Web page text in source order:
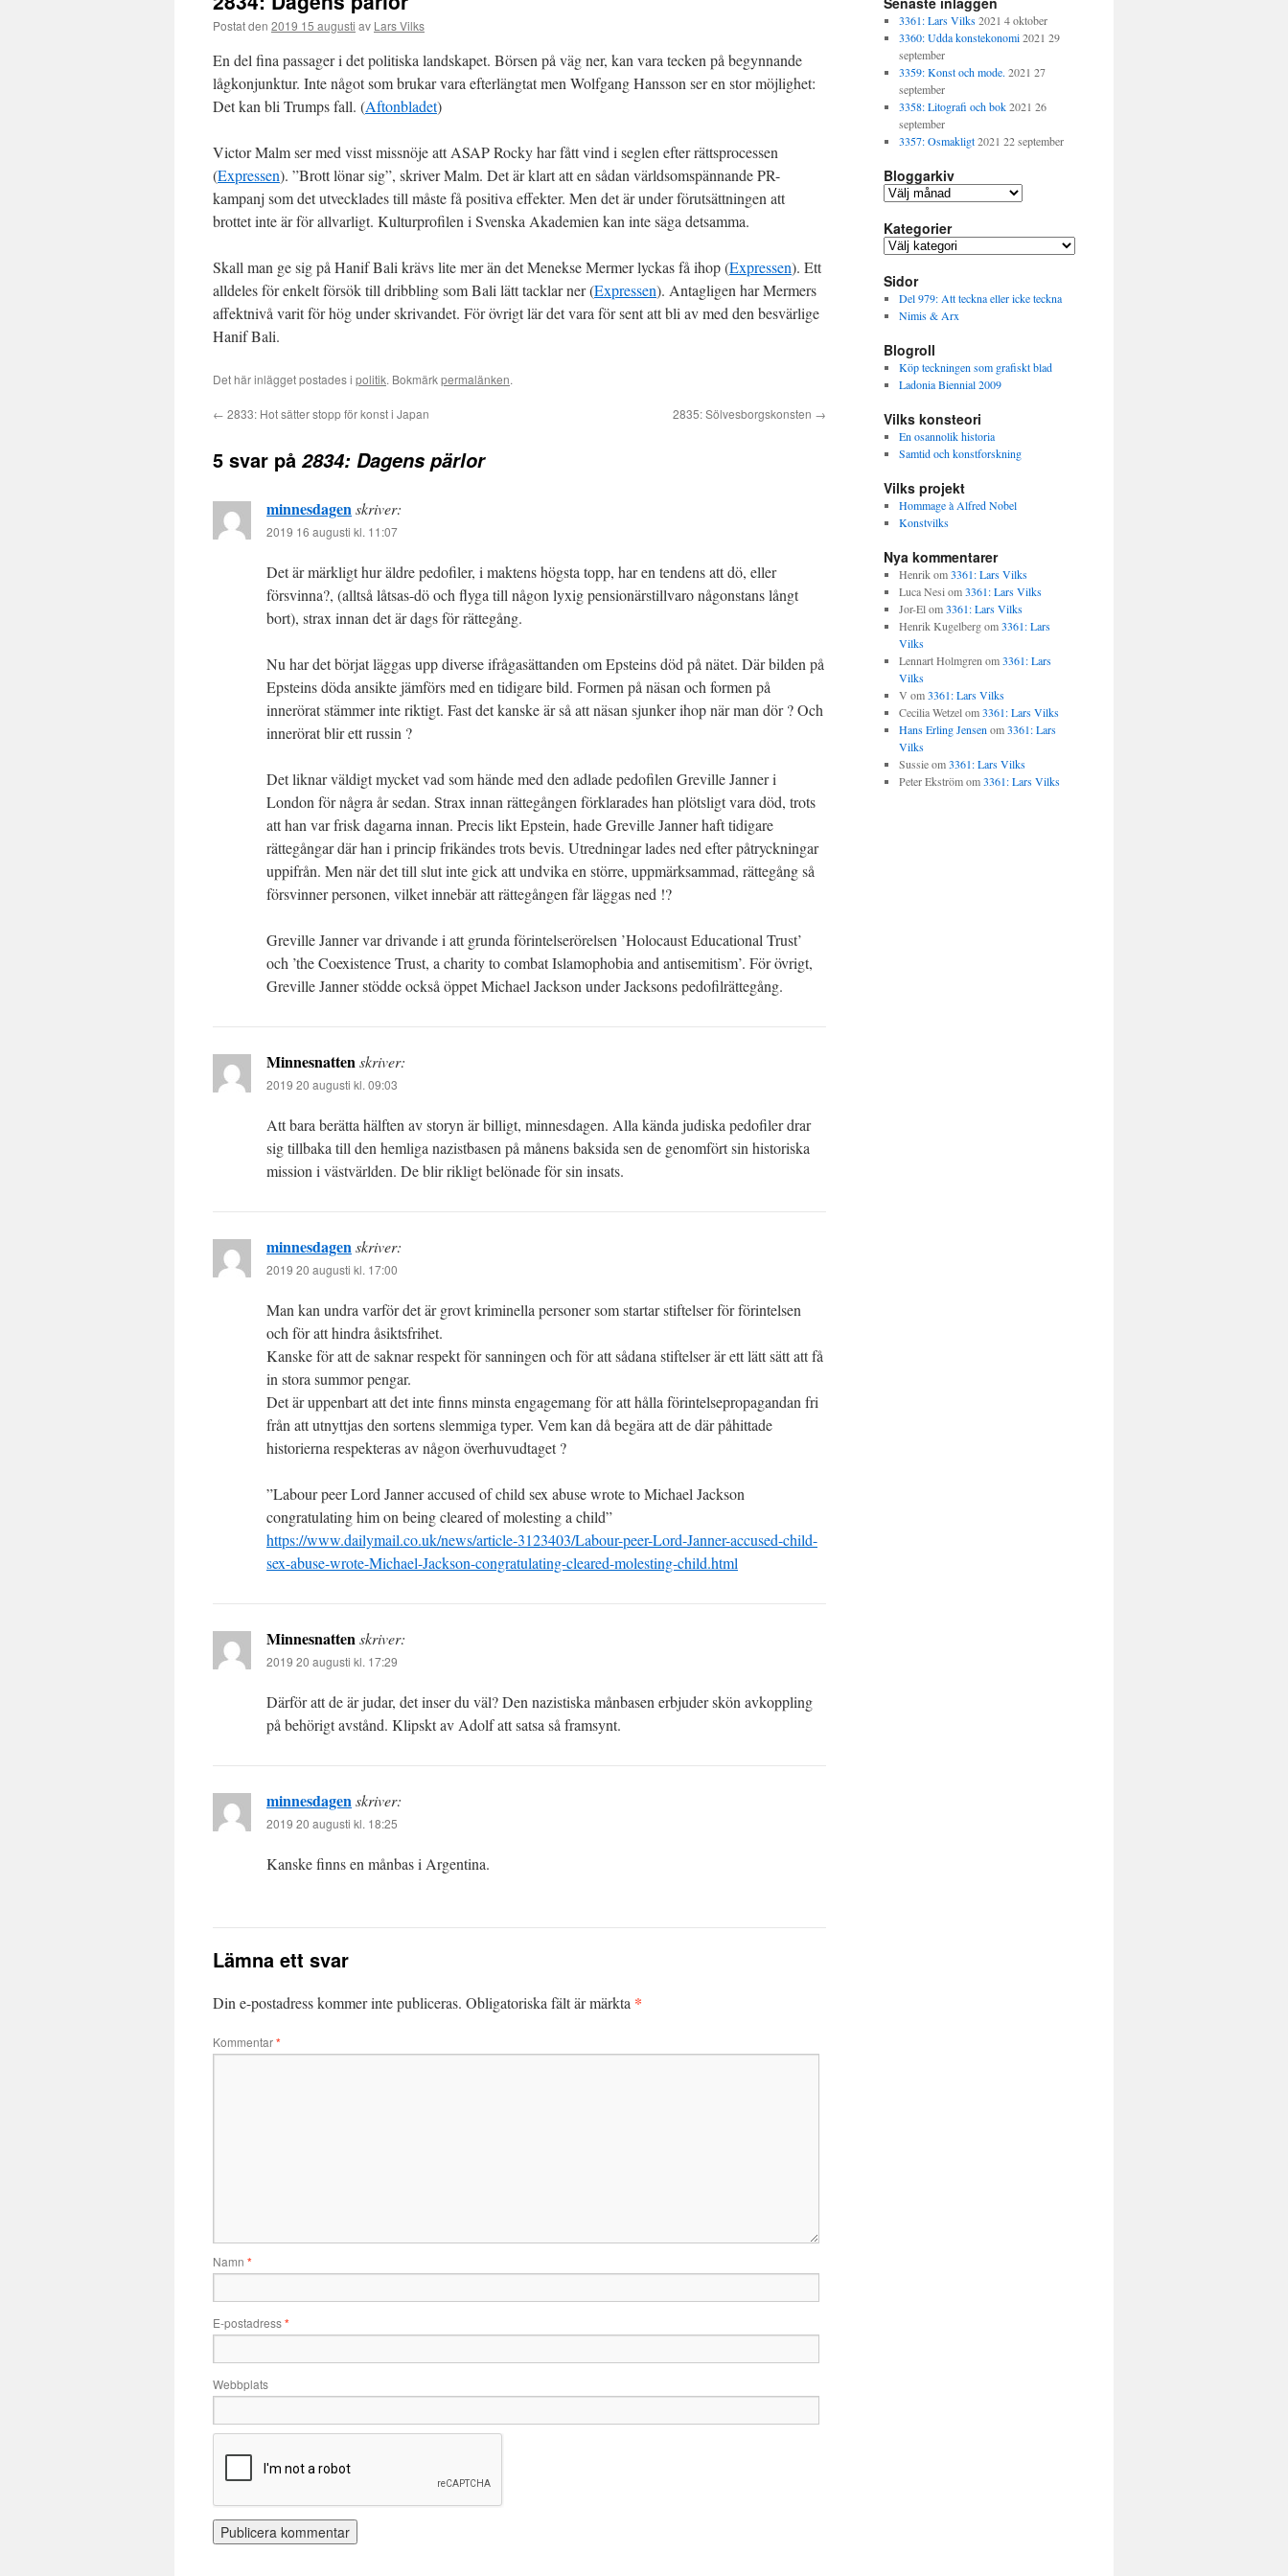
Postat den 2019 15 augusti av Lars Vilks
En del fina passager i det politiska landskapet. Börsen på väg ner, kan vara tecken på begynnande
lågkonjunktur. Inte något som brukar vara efterlängtat men Wolfgang Hansson ser en stor möjlighet:
Det kan bli Trumps fall. (Aftonbladet)
Victor Malm ser med visst missnöje att ASAP Rocky har fått vind i seglen efter rättsprocessen
(Expressen). ”Brott lönar sig”, skriver Malm. Det är klart att en sådan världsomspännande PR-
kampanj som det utvecklades till måste få positiva effekter. Men det är under förutsättningen att
brottet inte är för allvarligt. Kulturprofilen i Svenska Akademien kan inte säga detsamma.
Skall man ge sig på Hanif Bali krävs lite mer än det Menekse Mermer lyckas få ihop (Expressen). Ett
alldeles för enkelt försök till dribbling som Bali lätt tacklar ner (Expressen). Antagligen har Mermers
affektnivå varit för hög under skrivandet. För övrigt lär det vara för sent att bli av med den besvärlige
Hanif Bali.
Det här inlägget postades i politik. Bokmärkpermalänken.
← 2833: Hot sätter stopp för konst i Japan 2835: Sölvesborgskonsten →
5 svar på 2834: Dagens pärlor
minnesdagenskriver:
2019 16 augusti kl. 11:07
Det är märkligt hur äldre pedofiler, i maktens högsta topp, har en tendens att dö, eller
försvinna?, (alltså låtsas-dö och flyga till någon lyxig pensionärstillvaro någonstans långt
bort), strax innan det är dags för rättegång.
Nu har det börjat läggas upp diverse ifrågasättanden om Epsteins död på nätet. Där bilden på
Epsteins döda ansikte jämförs med en tidigare bild. Formen på näsan och formen på
innerörat stämmer inte riktigt. Fast det kanske är så att näsan sjunker ihop när man dör ? Och
innerörat blir ett russin ?
Det liknar väldigt mycket vad som hände med den adlade pedofilen Greville Janner i
London för några år sedan. Strax innan rättegången förklarades han plötsligt vara död, trots
att han var frisk dagarna innan. Precis likt Epstein, hade Greville Janner haft tidigare
rättegångar där han i princip frikändes trots bevis. Utredningar lades ned efter påtryckningar
uppifrån. Men när det till slut inte gick att undvika en större, uppmärksammad, rättegång så
försvinner personen, vilket innebär att rättegången får läggas ned !?
Greville Janner var drivande i att grunda förintelserörelsen ’Holocaust Educational Trust’
och ’the Coexistence Trust, a charity to combat Islamophobia and antisemitism’. För övrigt,
Greville Janner stödde också öppet Michael Jackson under Jacksons pedofilrättegång.
Minnesnattenskriver:
2019 20 augusti kl. 09:03
Att bara berätta hälften av storyn är billigt, minnesdagen. Alla kända judiska pedofiler drar
sig tillbaka till den hemliga nazistbasen på månens baksida sen de genomfört sin historiska
mission i västvärlden. De blir rikligt belönade för sin insats.
minnesdagenskriver:
2019 20 augusti kl. 17:00
Man kan undra varför det är grovt kriminella personer som startar stiftelser för förintelsen
och för att hindra åsiktsfrihet.
Kanske för att de saknar respekt för sanningen och för att sådana stiftelser är ett lätt sätt att få
in stora summor pengar.
Det är uppenbart att det inte finns minsta engagemang för att hålla förintelsepropagandan fri
från att utnyttjas den sortens slemmiga typer. Vem kan då begära att de där påhittade
historierna respekteras av någon överhuvudtaget ?
”Labour peer Lord Janner accused of child sex abuse wrote to Michael Jackson
congratulating him on being cleared of molesting a child”
https://www.dailymail.co.uk/news/article-3123403/Labour-peer-Lord-Janner-accused-child-
sex-abuse-wrote-Michael-Jackson-congratulating-cleared-molesting-child.html
Minnesnattenskriver:
2019 20 augusti kl. 17:29
Därför att de är judar, det inser du väl? Den nazistiska månbasen erbjuder skön avkoppling
på behörigt avstånd. Klipskt av Adolf att satsa så framsynt.
minnesdagenskriver:
2019 20 augusti kl. 18:25
Kanske finns en månbas i Argentina.
Lämna ett svar
Din e-postadress kommer inte publiceras. Obligatoriska fält är märkta *
Kommentar*
Namn *
E-postadress*
Webbplats
3361: Lars Vilks 2021 4 oktober
3360: Udda konstekonomi 2021 29
september
3359: Konst och mode. 2021 27
september
3358: Litografi och bok 2021 26
september
3357: Osmakligt 2021 22 september
Bloggarkiv
B
o
g
a
r
k
v
Kategorier
K
t
e
g
r
i
e
Sidor
Del 979: Att teckna eller icke teckna
Nimis & Arx
Blogroll
Köp teckningen som grafiskt blad
Ladonia Biennial 2009
Vilks konsteori
En osannolik historia
Samtid och konstforskning
Vilks projekt
Hommage à Alfred Nobel
Konstvilks
Nya kommentarer
Henrikom3361: Lars Vilks
Luca Nesi om3361: Lars Vilks
Jor-Elom3361: Lars Vilks
Henrik Kugelbergom3361: Lars
Vilks
Lennart Holmgren om3361: Lars
Vilks
V om3361: Lars Vilks
Cecilia Wetzelom3361: Lars Vilks
Hans Erling Jensen om3361: Lars
Vilks
Sussieom3361: Lars Vilks
Peter Ekströmom3361: Lars Vilks